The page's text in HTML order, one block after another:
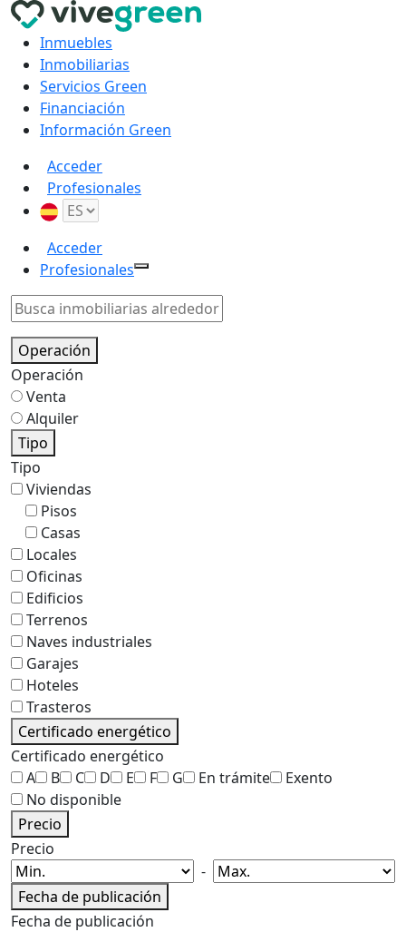
Inmuebles
Inmobiliarias
Servicios Green
Financiación
Información Green
Acceder
Profesionales
Acceder
Profesionales
Operación
Operación
Venta
Alquiler
Tipo
Tipo
Viviendas
Pisos
Casas
Locales
Oficinas
Edificios
Terrenos
Naves industriales
Garajes
Hoteles
Trasteros
Certificado energético
Certificado energético
A
B C D E F G En trámite
Exento
No disponible
Precio
Precio
-
Fecha de publicación
Fecha de publicación